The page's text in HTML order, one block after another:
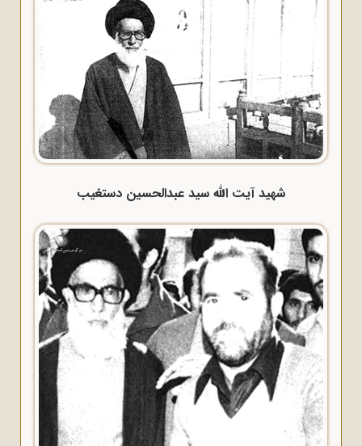
شهید آیت الله سید عبدالحسین دستغیب